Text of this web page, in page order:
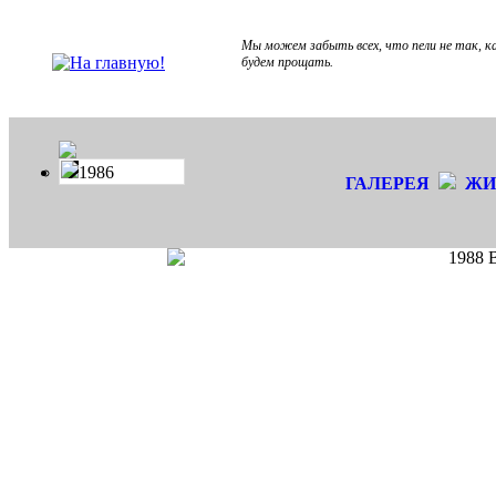
Мы можем забыть всех, что пели не так,
будем прощать.
1986
ГАЛЕРЕЯ